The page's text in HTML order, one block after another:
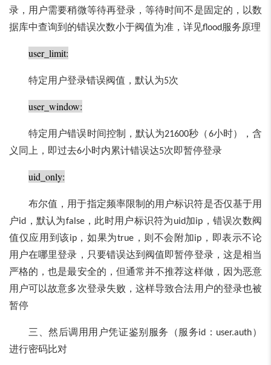
录，用户需要稍微等待再登录，等待时间不是固定的，以数
据库中查询到的错误次数小于阀值为准，详见flood 服务原理
user_limit:
特定用户登录错误阀值，默认为5次
user_window:
特定用户错误时间控制，默认为21600秒（6小时），含
义同上，即过去6小时内累计错误达5次即暂停登录
uid_only:
布尔值，用于指定频率限制的用户标识符是否仅基于用
户id ，默认为false，此时用户标识符为uid加ip ，错误次数阀
值仅应用到该ip，如果为true，则不会附加ip ，即表示不论
用户在哪里登录，只要错误达到阀值即暂停登录，这是相当
严格的，也是最安全的，但通常并不推荐这样做，因为恶意
用户可以故意多次登录失败，这样导致合法用户的登录也被
暂停
三、然后调用用户凭证鉴别服务（服务id ： user.auth）
进行密码比对